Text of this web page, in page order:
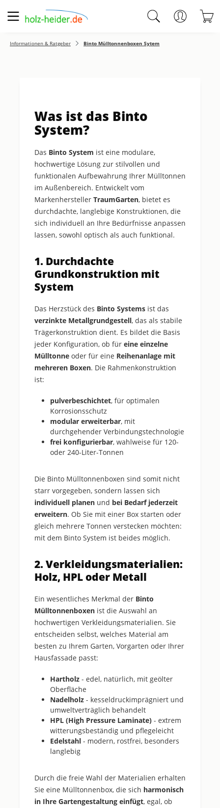
Zum Hauptinhalt springen
Informationen & Ratgeber Binto Mülltonnenboxen Sytem
Was ist das Binto
System?
Das Binto System ist eine modulare,
hochwertige Lösung zur stilvollen und
funktionalen Aufbewahrung Ihrer Mülltonnen
im Außenbereich. Entwickelt vom
Markenhersteller TraumGarten, bietet es
durchdachte, langlebige Konstruktionen, die
sich individuell an Ihre Bedürfnisse anpassen
lassen, sowohl optisch als auch funktional.
1. Durchdachte
Grundkonstruktion mit
System
Das Herzstück des Binto Systems ist das
verzinkte Metallgrundgestell, das als stabile
Trägerkonstruktion dient. Es bildet die Basis
jeder Konfiguration, ob für eine einzelne
Mülltonne oder für eine Reihenanlage mit
mehreren Boxen. Die Rahmenkonstruktion
ist:
pulverbeschichtet, für optimalen
Korrosionsschutz
modular erweiterbar, mit
durchgehender Verbindungstechnologie
frei konfigurierbar, wahlweise für 120-
oder 240-Liter-Tonnen
Die Binto Mülltonnenboxen sind somit nicht
starr vorgegeben, sondern lassen sich
individuell planen und bei Bedarf jederzeit
erweitern. Ob Sie mit einer Box starten oder
gleich mehrere Tonnen verstecken möchten:
mit dem Binto System ist beides möglich.
2. Verkleidungsmaterialien:
Holz, HPL oder Metall
Ein wesentliches Merkmal der Binto
Mülltonnenboxen ist die Auswahl an
hochwertigen Verkleidungsmaterialien. Sie
entscheiden selbst, welches Material am
besten zu Ihrem Garten, Vorgarten oder Ihrer
Hausfassade passt:
Hartholz - edel, natürlich, mit geölter
Oberfläche
Nadelholz - kesseldruckimprägniert und
umweltverträglich behandelt
HPL (High Pressure Laminate) - extrem
witterungsbeständig und pflegeleicht
Edelstahl - modern, rostfrei, besonders
langlebig
Durch die freie Wahl der Materialien erhalten
Sie eine Mülltonnenbox, die sich harmonisch
in Ihre Gartengestaltung einfügt, egal, ob